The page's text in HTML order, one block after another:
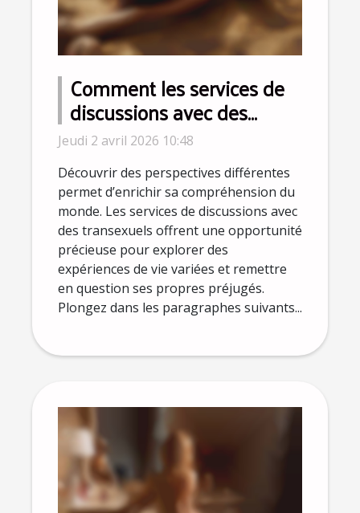
Comment les services de
discussions avec des
transexuels favorisent-ils
l'ouverture d'esprit ?
Jeudi 2 avril 2026 10:48
Découvrir des perspectives différentes
permet d’enrichir sa compréhension du
monde. Les services de discussions avec
des transexuels offrent une opportunité
précieuse pour explorer des
expériences de vie variées et remettre
en question ses propres préjugés.
Plongez dans les paragraphes suivants...